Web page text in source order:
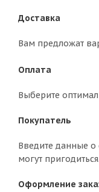
Доставка
Вам предложат
Оплата
Выберите
Покупатель
Введите данные о
могут пригодиться.
Оформление